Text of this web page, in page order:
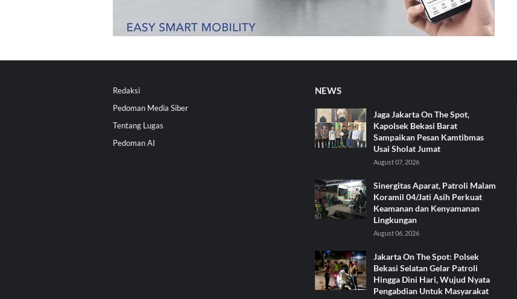
Redaksi
Pedoman Media Siber
Tentang Lugas
Pedoman AI
NEWS
Jaga Jakarta On The Spot,
Kapolsek Bekasi Barat
Sampaikan Pesan Kamtibmas
Usai Sholat Jumat
August 07, 2026
Sinergitas Aparat, Patroli Malam
Koramil 04/Jati Asih Perkuat
Keamanan dan Kenyamanan
Lingkungan
August 06, 2026
Jakarta On The Spot: Polsek
Bekasi Selatan Gelar Patroli
Hingga Dini Hari, Wujud Nyata
Pengabdian Untuk Masyarakat